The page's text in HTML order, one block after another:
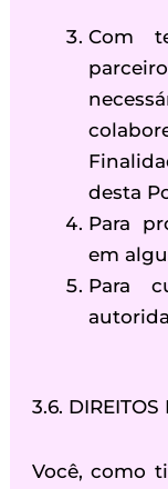
Com
desta
Para
em
Para
3.6. DIREITOS
Você, como